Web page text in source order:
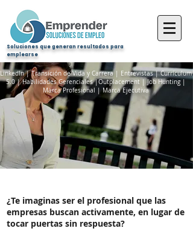
Soluciones que generan resultados para
emplearse
LinkedIn | Transición de Vida y Carrera | Entrevistas | Currículum
5.0 | Habilidades Gerenciales |Outplacement | Job Hunting |
Marca Profesional | Marca Ejecutiva
¿Te imaginas ser el profesional que las
empresas buscan activamente, en lugar de
tocar puertas sin respuesta?